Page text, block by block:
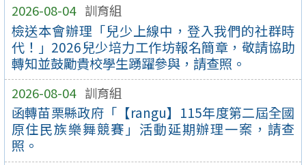
2026-08-04 訓育組
檢送本會辦理「兒少上線中，登入我們的社群時
代！」2026兒少培力工作坊報名簡章，敬請協助
轉知並鼓勵貴校學生踴躍參與，請查照。
2026-08-04 訓育組
函轉苗栗縣政府「【rangu】115年度第二屆全國
原住民族樂舞競賽」活動延期辦理一案，請查
照。